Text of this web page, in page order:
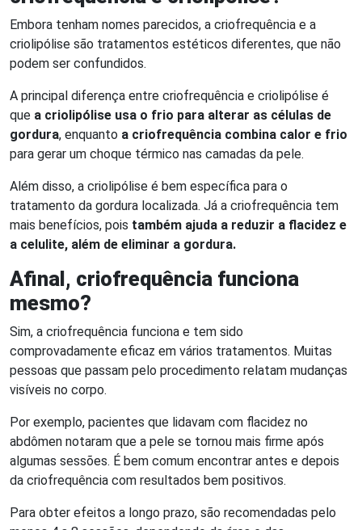
Embora tenham nomes parecidos, a criofrequência e a
criolipólise são tratamentos estéticos diferentes, que não
podem ser confundidos.
A principal diferença entre criofrequência e criolipólise é
que a criolipólise usa o frio para alterar as células de
gordura, enquanto a criofrequência combina calor e frio
para gerar um choque térmico nas camadas da pele.
Além disso, a criolipólise é bem específica para o
tratamento da gordura localizada. Já a criofrequência tem
mais benefícios, pois também ajuda a reduzir a flacidez e
a celulite, além de eliminar a gordura.
Afinal, criofrequência funciona
mesmo?
Sim, a criofrequência funciona e tem sido
comprovadamente eficaz em vários tratamentos. Muitas
pessoas que passam pelo procedimento relatam mudanças
visíveis no corpo.
Por exemplo, pacientes que lidavam com flacidez no
abdômen notaram que a pele se tornou mais firme após
algumas sessões. É bem comum encontrar antes e depois
da criofrequência com resultados bem positivos.
Para obter efeitos a longo prazo, são recomendadas pelo